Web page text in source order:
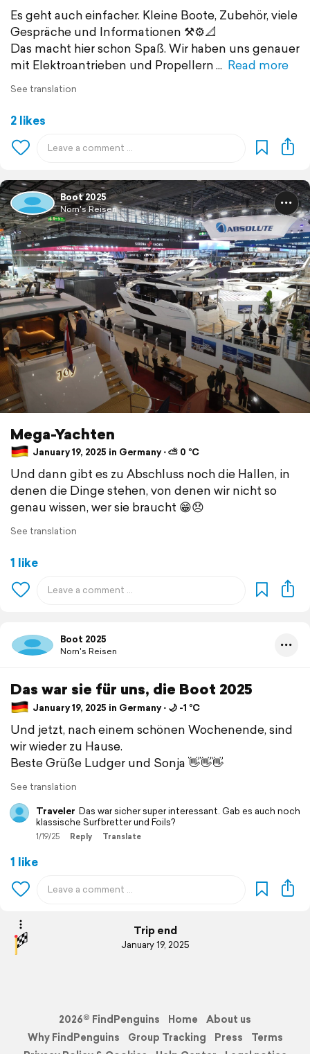
Es geht auch einfacher. Kleine Boote, Zubehör, viele
Gespräche und Informationen ⚒️⚙️📐
Das macht hier schon Spaß. Wir haben uns genauer
mit Elektroantrieben und Propellern
Read more
See translation
2 likes
Boot 2025
Norn's Reisen
Mega-Yachten
January 19, 2025 in Germany ⋅ ⛅ 0 °C
Und dann gibt es zu Abschluss noch die Hallen, in
denen die Dinge stehen, von denen wir nicht so
genau wissen, wer sie braucht 😁😞
See translation
1 like
Boot 2025
Norn's Reisen
Das war sie für uns, die Boot 2025
January 19, 2025 in Germany ⋅ 🌙 -1 °C
Und jetzt, nach einem schönen Wochenende, sind
wir wieder zu Hause.
Beste Grüße Ludger und Sonja 👋👋👋
See translation
Traveler Das war sicher super interessant. Gab es auch noch
klassische Surfbretter und Foils?
1/19/25 Reply Translate
1 like
Trip end
January 19, 2025
2026© FindPenguins Home
About us
Why FindPenguins
Group Tracking Press
Terms